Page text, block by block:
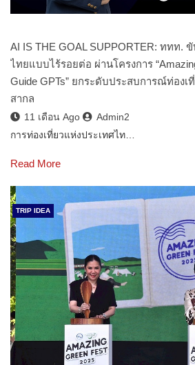
AI IS THE GOAL SUPPORTER: ททท.
ไทยแบบไร้รอยต่อ ผ่านโครงการ
Guide GPTs” ยกระดับประสบการณ์ท่องเ
สากล
11 เดือน Ago
Admin2
การท่องเที่ยวแห่งประเทศไท…
Read More
TRIP IDEA